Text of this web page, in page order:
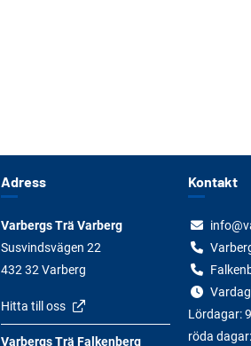
Adress
Varbergs Trä Varberg
Susvindsvägen 22
432 32 Varberg
Hitta till oss
Varbergs Trä Falkenberg
Kontakt
Lördagar:
röda